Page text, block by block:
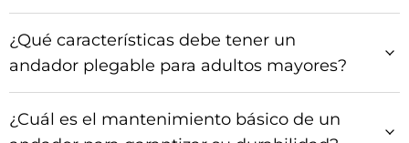
¿Qué características debe tener un
andador plegable para adultos mayores?
¿Cuál es el mantenimiento básico de un